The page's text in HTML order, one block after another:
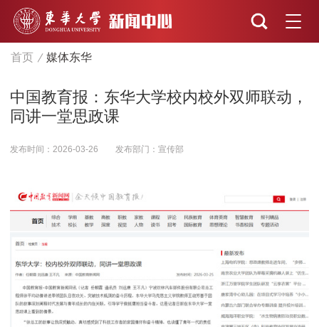
首页 媒体东华
中国教育报：东华大学校内校外双师联动，
同讲一堂思政课
发布时间：2026-03-26 发布部门：宣传部